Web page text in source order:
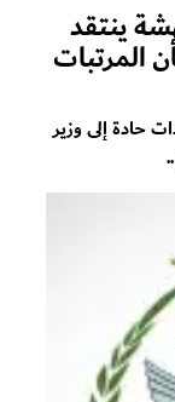
ينتقد
المرتبات
حادة إلى وزير